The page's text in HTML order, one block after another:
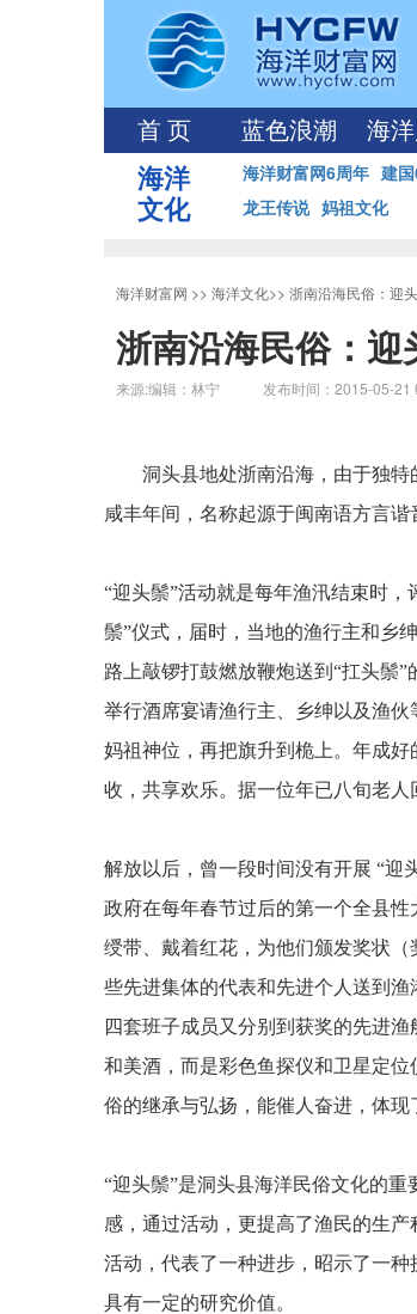
首 页 蓝色浪潮 海
海洋
文化
海洋财富网6周年 建
龙王传说 妈祖文化
海洋财富网 >> 海洋文化>> 浙南沿海民俗：迎
浙南沿海民俗：迎
来源:编辑：林宁 发布时间：2015-05-21
洞头县地处浙南沿海，由于独
咸丰年间，名称起源于闽南语方言谐
“迎头鬃”活动就是每年渔汛结束时，
鬃”仪式，届时，当地的渔行主和乡
路上敲锣打鼓燃放鞭炮送到 “扛头鬃”
举行酒席宴请渔行主、乡绅以及渔
妈祖神位，再把旗升到桅上。年成
收，共享欢乐。据一位年已八旬老人
解放以后，曾一段时间没有开展 “迎
政府在每年春节过后的第一个全县
绶带、戴着红花，为他们颁发奖状
些先进集体的代表和先进个人送到
四套班子成员又分别到获奖的先进
和美酒，而是彩色鱼探仪和卫星定位
俗的继承与弘扬，能催人奋进，体现
“迎头鬃”是洞头县海洋民俗文化的重
感，通过活动，更提高了渔民的生
活动，代表了一种进步，昭示了一
具有一定的研究价值。